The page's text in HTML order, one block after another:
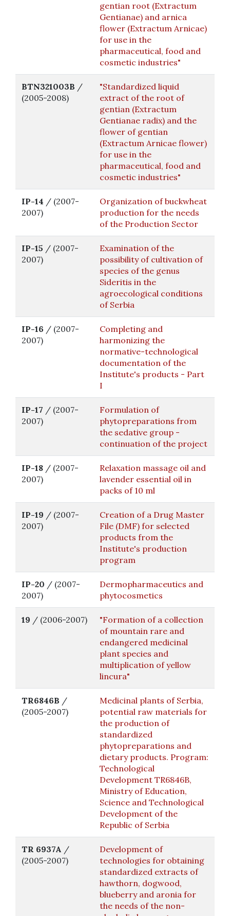
gentian root (Extractum
Gentianae) and arnica
flower (Extractum Arnicae)
for use in the
pharmaceutical, food and
cosmetic industries"
BTN321003B /
(2005-2008)
"Standardized liquid
extract of the root of
gentian (Extractum
Gentianae radix) and the
flower of gentian
(Extractum Arnicae flower)
for use in the
pharmaceutical, food and
cosmetic industries"
IP-14 / (2007-
2007)
Organization of buckwheat
production for the needs
of the Production Sector
IP-15 / (2007-
2007)
Examination of the
possibility of cultivation of
species of the genus
Sideritis in the
agroecological conditions
of Serbia
IP-16 / (2007-
2007)
Completing and
harmonizing the
normative-technological
documentation of the
Institute's products - Part
I
IP-17 / (2007-
2007)
Formulation of
phytopreparations from
the sedative group -
continuation of the project
IP-18 / (2007-
2007)
Relaxation massage oil and
lavender essential oil in
packs of 10 ml
IP-19 / (2007-
2007)
Creation of a Drug Master
File (DMF) for selected
products from the
Institute's production
program
IP-20 / (2007-
2007)
Dermopharmaceutics and
phytocosmetics
19 / (2006-2007)
"Formation of a collection
of mountain rare and
endangered medicinal
plant species and
multiplication of yellow
lincura"
TR6846B /
(2005-2007)
Medicinal plants of Serbia,
potential raw materials for
the production of
standardized
phytopreparations and
dietary products. Program:
Technological
Development TR6846B,
Ministry of Education,
Science and Technological
Development of the
Republic of Serbia
TR 6937A /
(2005-2007)
Development of
technologies for obtaining
standardized extracts of
hawthorn, dogwood,
blueberry and aronia for
the needs of the non-